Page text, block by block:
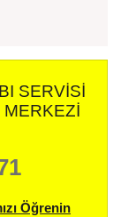
SERVISI
Öğrenin